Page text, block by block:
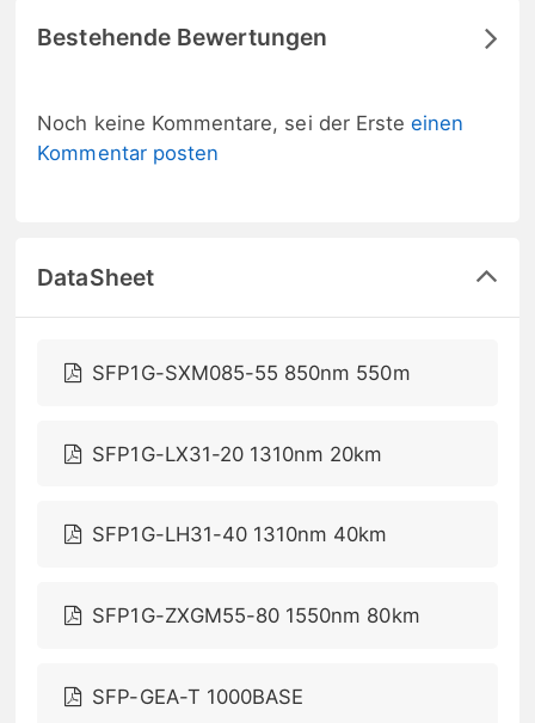
Bestehende Bewertungen
Noch keine Kommentare, sei der Ersteeinen
Kommentar posten
DataSheet
SFP1G-SXM085-55 850nm 550m
SFP1G-LX31-20 1310nm 20km
SFP1G-LH31-40 1310nm 40km
SFP1G-ZXGM55-80 1550nm 80km
SFP-GEA-T 1000BASE